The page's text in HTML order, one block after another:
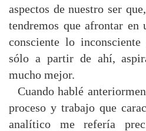
aspectos de nuestro ser
tendremos que afrontar en
consciente lo
sólo a partir de ahí,
mucho mejor.
Cuando hablé
proceso y trabajo que
analítico me refería